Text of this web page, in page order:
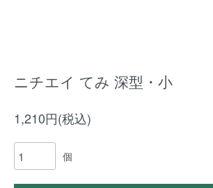
ニチエイ てみ 深型・小
1,210円(税込)
個